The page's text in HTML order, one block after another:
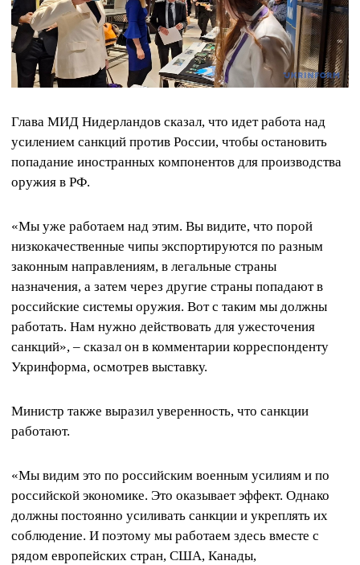
Глава МИД Нидерландов сказал, что идет работа над
усилением санкций против России, чтобы остановить
попадание иностранных компонентов для производства
оружия в РФ.
«Мы уже работаем над этим. Вы видите, что порой
низкокачественные чипы экспортируются по разным
законным направлениям, в легальные страны
назначения, а затем через другие страны попадают в
российские системы оружия. Вот с таким мы должны
работать. Нам нужно действовать для ужесточения
санкций», – сказал он в комментарии корреспонденту
Укринформа, осмотрев выставку.
Министр также выразил уверенность, что санкции
работают.
«Мы видим это по российским военным усилиям и по
российской экономике. Это оказывает эффект. Однако
должны постоянно усиливать санкции и укреплять их
соблюдение. И поэтому мы работаем здесь вместе с
рядом европейских стран, США, Канады,